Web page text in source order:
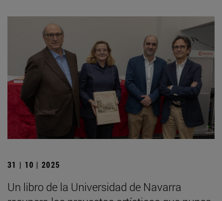
31 | 10 | 2025
Un libro de la Universidad de Navarra